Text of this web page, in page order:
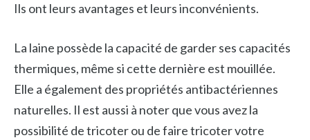
Ils ont leurs avantages et leurs inconvénients.
La laine possède la capacité de garder ses capacités
thermiques, même si cette dernière est mouillée.
Elle a également des propriétés antibactériennes
naturelles. Il est aussi à noter que vous avez la
possibilité de tricoter ou de faire tricoter votre